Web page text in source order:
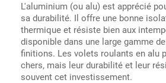
L'aluminium (ou alu) est apprécié
sa durabilité. Il offre une bonne
thermique et résiste bien aux
disponible dans une large gamme
finitions. Les volets roulants en alu
chers, mais leur durabilité et leur
souvent cet investissement.